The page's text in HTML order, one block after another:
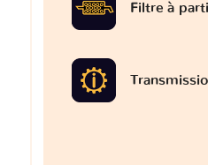
Filtre à